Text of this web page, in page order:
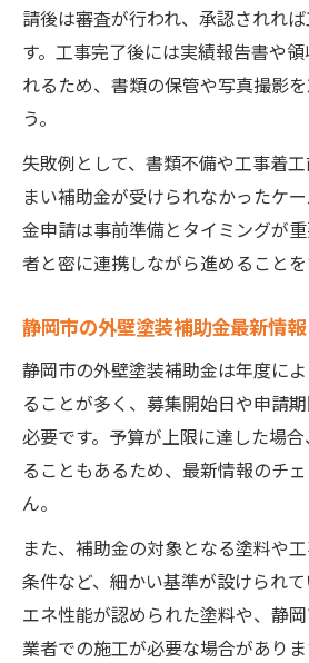
請後は審査が行われ、承認されれ
す。工事完了後には実績報告書や
れるため、書類の保管や写真撮影
う。
失敗例として、書類不備や工事着
まい補助金が受けられなかったケ
金申請は事前準備とタイミングが
者と密に連携しながら進めることを
静岡市の外壁塗装補助金最新情
静岡市の外壁塗装補助金は年度に
ることが多く、募集開始日や申請
必要です。予算が上限に達した場
ることもあるため、最新情報のチ
ん。
また、補助金の対象となる塗料や
条件など、細かい基準が設けられ
エネ性能が認められた塗料や、静
業者での施工が必要な場合があり